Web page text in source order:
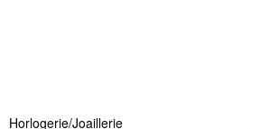
Horlogerie/Joaillerie